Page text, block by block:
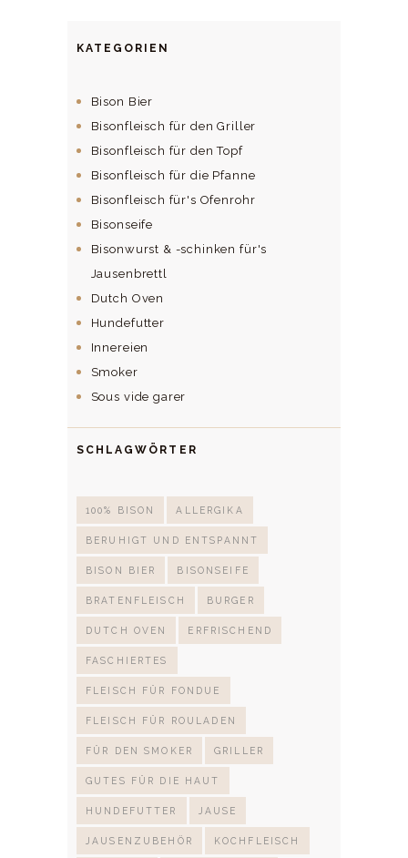
KATEGORIEN
Bison Bier
Bisonfleisch für den Griller
Bisonfleisch für den Topf
Bisonfleisch für die Pfanne
Bisonfleisch für's Ofenrohr
Bisonseife
Bisonwurst & -schinken für's
Jausenbrettl
Dutch Oven
Hundefutter
Innereien
Smoker
Sous vide garer
SCHLAGWÖRTER
100% BISON ALLERGIKA
BERUHIGT UND ENTSPANNT
BISON BIER BISONSEIFE
BRATENFLEISCH BURGER
DUTCH OVEN ERFRISCHEND
FASCHIERTES
FLEISCH FÜR FONDUE
FLEISCH FÜR ROULADEN
FÜR DEN SMOKER GRILLER
GUTES FÜR DIE HAUT
HUNDEFUTTER JAUSE
JAUSENZUBEHÖR KOCHFLEISCH